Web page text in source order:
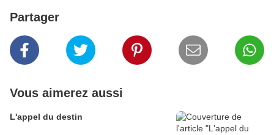
Partager
Vous aimerez aussi
L'appel du destin